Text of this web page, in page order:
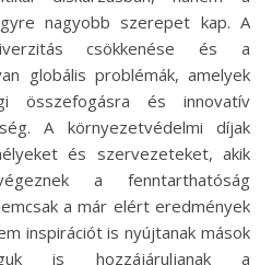
nagyobb szerepet kap. A
csökkenése és a
globális problémák, amelyek
összefogásra és innovatív
A környezetvédelmi díjak
és szervezeteket, akik
a fenntarthatóság
a már elért eredmények
inspirációt is nyújtanak mások
is hozzájáruljanak a